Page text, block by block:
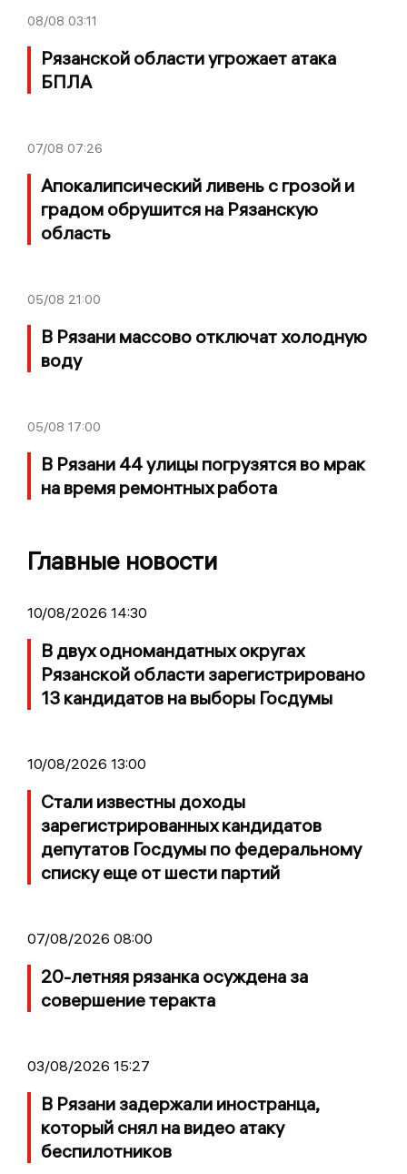
08/08 03:11
Рязанской области угрожает атака
БПЛА
07/08 07:26
Апокалипсический ливень с грозой и
градом обрушится на Рязанскую
область
05/08 21:00
В Рязани массово отключат холодную
воду
05/08 17:00
В Рязани 44 улицы погрузятся во мрак
на время ремонтных работа
Главные новости
10/08/2026 14:30
В двух одномандатных округах
Рязанской области зарегистрировано
13 кандидатов на выборы Госдумы
10/08/2026 13:00
Стали известны доходы
зарегистрированных кандидатов
депутатов Госдумы по федеральному
списку еще от шести партий
07/08/2026 08:00
20-летняя рязанка осуждена за
совершение теракта
03/08/2026 15:27
В Рязани задержали иностранца,
который снял на видео атаку
беспилотников